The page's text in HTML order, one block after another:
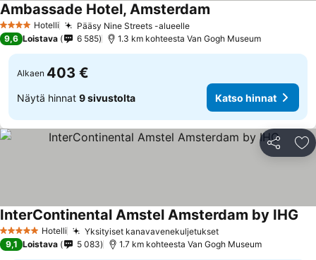
4 Tähtiluokitus
Hotelli Pääsy Nine Streets -alueelle
Ambassade Hotel, Amsterdam
9,6 Loistava 6 585 1.3 km kohteesta Van Gogh Museum
Alkaen 403 €
Näytä hinnat 9 sivustolta Katso hinnat
Jaa
5 Tähtiluokitus
Hotelli Yksityiset kanavavenekuljetukset
InterContinental Amstel Amsterdam by IHG
9,1 Loistava 5 083 1.7 km kohteesta Van Gogh Museum